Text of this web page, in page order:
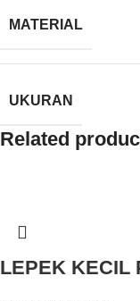
MATERIAL
UKURAN
Related
LEPEK KECIL